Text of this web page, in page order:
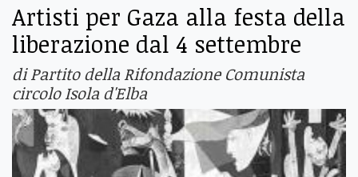
Artisti per Gaza alla festa della
liberazione dal 4 settembre
di Partito della Rifondazione Comunista
circolo Isola d'Elba